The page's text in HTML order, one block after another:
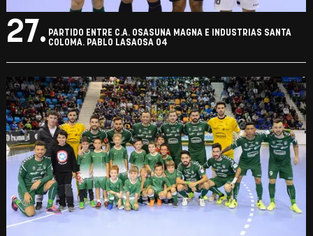
27. PARTIDO ENTRE C.A. OSASUNA MAGNA E INDUSTRIAS SANTA
COLOMA. PABLO LASAOSA 04